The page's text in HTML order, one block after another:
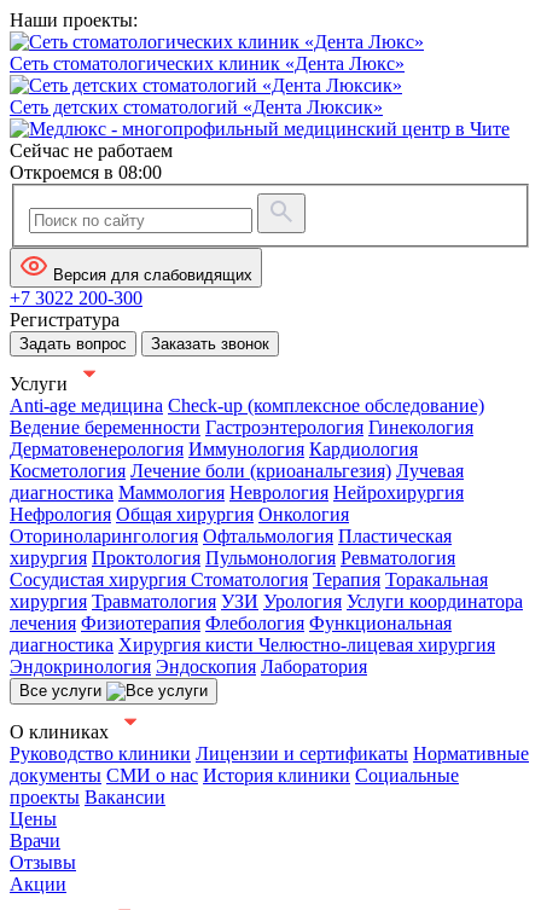
Наши проекты:
Сеть стоматологических клиник «Дента Люкс»
Сеть детских стоматологий «Дента Люксик»
Сейчас не работаем
Откроемся в 08:00
Версия для слабовидящих
+7 3022 200-300
Регистратура
Задать вопрос Заказать звонок
Услуги
Anti-age медицина Check-up (комплексное обследование)
Ведение беременности Гастроэнтерология Гинекология
Дерматовенерология Иммунология Кардиология
Косметология Лечение боли (криоанальгезия) Лучевая
диагностика Маммология Неврология Нейрохирургия
Нефрология Общая хирургия Онкология
Оториноларингология Офтальмология Пластическая
хирургия Проктология Пульмонология Ревматология
Сосудистая хирургия Стоматология Терапия Торакальная
хирургия Травматология УЗИ Урология Услуги координатора
лечения Физиотерапия Флебология Функциональная
диагностика Хирургия кисти Челюстно-лицевая хирургия
Эндокринология Эндоскопия Лаборатория
Все услуги
О клиниках
Руководство клиники Лицензии и сертификаты Нормативные
документы СМИ о нас История клиники Социальные
проекты Вакансии
Цены
Врачи
Отзывы
Акции